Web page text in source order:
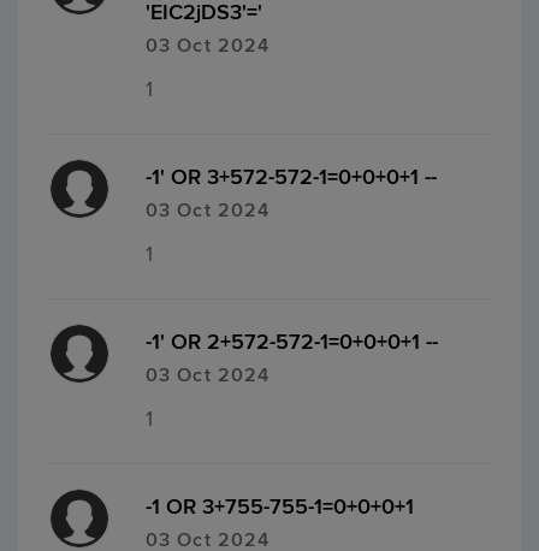
'EIC2jDS3'='
03 Oct 2024
1
-1' OR 3+572-572-1=0+0+0+1 --
03 Oct 2024
1
-1' OR 2+572-572-1=0+0+0+1 --
03 Oct 2024
1
-1 OR 3+755-755-1=0+0+0+1
03 Oct 2024